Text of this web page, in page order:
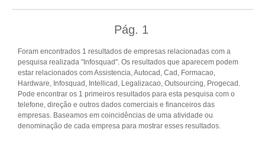
Pág. 1
Foram encontrados 1 resultados de empresas relacionadas com a
pesquisa realizada "Infosquad". Os resultados que aparecem podem
estar relacionados com Assistencia, Autocad, Cad, Formacao,
Hardware, Infosquad, Intellicad, Legalizacao, Outsourcing, Progecad.
Pode encontrar os 1 primeiros resultados para esta pesquisa com o
telefone, direção e outros dados comerciais e financeiros das
empresas. Baseamos em coincidências de uma atividade ou
denominação de cada empresa para mostrar esses resultados.